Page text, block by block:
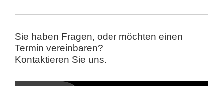
Sie haben Fragen, oder möchten einen
Termin vereinbaren?
Kontaktieren Sie uns.